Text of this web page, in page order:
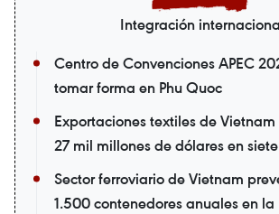
Integración
Centro de Convenciones APEC
tomar forma en Phu Quoc
Exportaciones textiles de
27 mil millones de dólares en
Sector ferroviario de Vietnam
1.500 contenedores anuales en la